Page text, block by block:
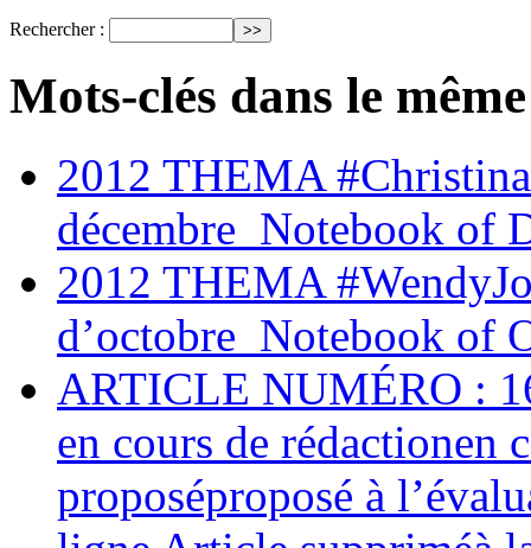
Rechercher :
Mots-clés dans le
2012 THEMA
décembre_Notebook of
2012 THEMA
d’octobre_Notebook of
ARTICLE NUMÉRO :
en cours de rédactionen
proposéproposé à